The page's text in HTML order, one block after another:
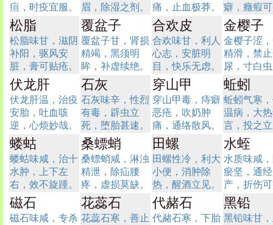
疸，时疫宜服。 眉，除湿之剂。 痛，止血极莽。 癖，癥瘕
松脂
松脂味甘，滋阴
补阳，驱风安
脏，膏可贴疮。
覆盆子
覆盆子甘，肾损
精竭，黑须明
眸，补虚续绝。
合欢皮
合欢味甘，利人
心志，安脏明
目，快乐无虑。
金樱子
金樱子涩
精滑，禁
尿，寸白
伏龙肝
伏龙肝温，治疫
安胎，吐血咳
逆，心烦妙哉。
石灰
石灰味辛，性烈
有毒，辟虫立
死，堕胎甚速。
穿山甲
穿山甲毒，痔癖
恶疮，吹奶肿
痛，通络散风。
蚯蚓
蚯蚓气寒
温病，大
言，投之
蝼蛄
蝼蛄味咸，治十
水肿，上下左
右，效不旋踵。
桑螵蛸
桑螵蛸咸，淋浊
精泄，除疝腰
疼，虚损莫缺。
田螺
田螺性冷，利大
小便，消肿除
热，醒酒立见。
水蛭
水质味咸
瘀坚，通
产，折伤
磁石
磁石味咸，专杀
花蕊石
花蕊石寒，善止
代赭石
代赭石寒，下胎
黑铅
黑铅味甘